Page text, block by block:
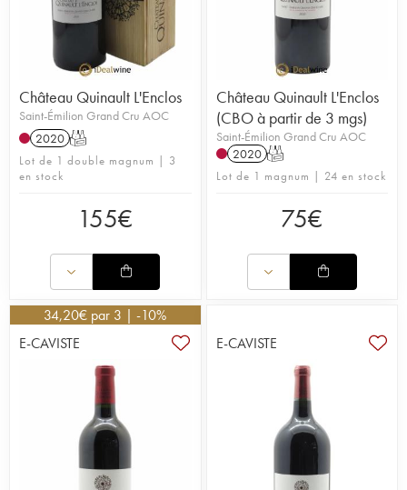
Château Quinault L'Enclos
Saint-Émilion Grand Cru AOC
2020 T
Lot de 1 double magnum | 3
en stock
155€
Château Quinault L'Enclos
(CBO à partir de 3 mgs)
Saint-Émilion Grand Cru AOC
2020 T
Lot de 1 magnum | 24 en stock
75€
34,20€ par 3 | -10%
E-CAVISTE
E-CAVISTE